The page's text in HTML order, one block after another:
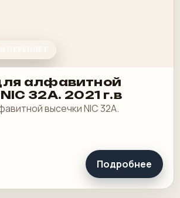
алфавитной
32A. 2021 г.в
высечки NIC 32A.
Подробнее